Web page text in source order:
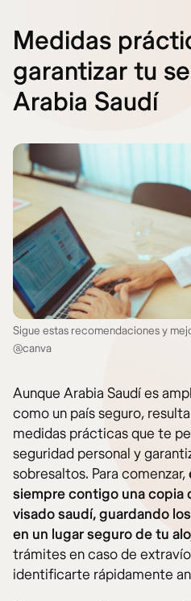
Medidas
garantizar tu
Arabia Saudí
Sigue estas recomendaciones y
@canva
Aunque Arabia Saudí es
como un país seguro,
medidas prácticas que te
seguridad personal y
sobresaltos. Para comenzar,
siempre contigo una copia
visado saudí, guardando
en un lugar seguro de tu
trámites en caso de
identificarte rápidamente